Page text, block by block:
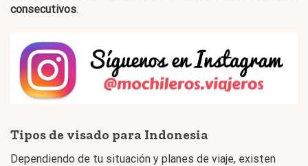
consecutivos.
Tipos de visado para Indonesia
Dependiendo de tu situación y planes de viaje, existen